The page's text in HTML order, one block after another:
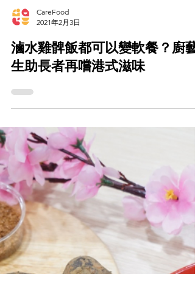
CareFood
2021年2月3日
滷水雞髀飯都可以變軟餐？廚藝
生助長者再嚐港式滋味